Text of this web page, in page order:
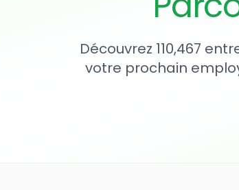
Découvrez 110,467
votre prochain